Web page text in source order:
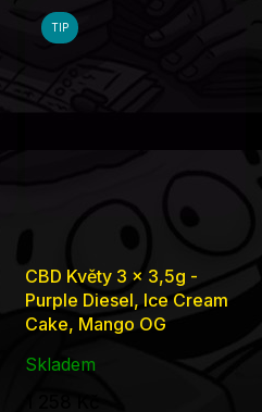
TIP
CBD Květy 3 x 3,5g -
Purple Diesel, Ice Cream
Cake, Mango OG
Skladem